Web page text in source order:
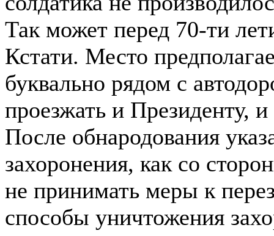
Так может перед 70-ти
Кстати. Место
буквально рядом с
проезжать и Президенту,
После обнародования
захоронения, как со
не принимать меры к
способы уничтожения